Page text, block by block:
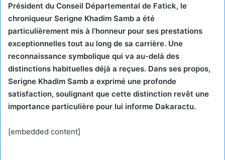
Président du Conseil Départemental de Fatick, le
chroniqueur Serigne Khadim Samb a été
particulièrement mis à l’honneur pour ses prestations
exceptionnelles tout au long de sa carrière. Une
reconnaissance symbolique qui va au-delà des
distinctions habituelles déjà a reçues. Dans ses propos,
Serigne Khadim Samb a exprimé une profonde
satisfaction, soulignant que cette distinction revêt une
importance particulière pour lui informe Dakaractu.
[embedded content]